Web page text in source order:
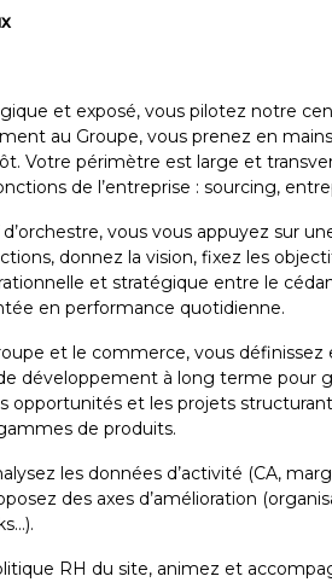
et exposé, vous pilotez notre
au Groupe, vous prenez en
Votre périmètre est large et
de l’entreprise : sourcing,
vous vous appuyez sur
donnez la vision, fixez les
et stratégique entre le
en performance quotidienne.
et le commerce, vous
développement à long terme pour
opportunités et les projets
de produits.
les données d’activité (CA,
des axes d’amélioration
RH du site, animez et